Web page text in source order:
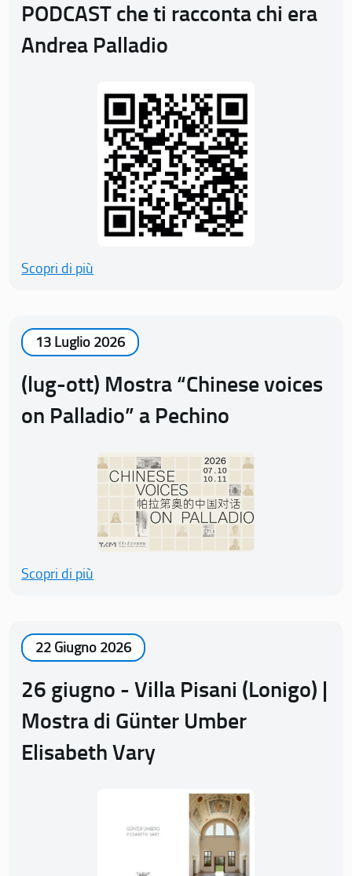
PODCAST che ti racconta chi era
Andrea Palladio
Scopri di più
13 Luglio 2026
(lug-ott) Mostra “Chinese voices
on Palladio” a Pechino
Scopri di più
22 Giugno 2026
26 giugno - Villa Pisani (Lonigo) |
Mostra di Günter Umber
Elisabeth Vary